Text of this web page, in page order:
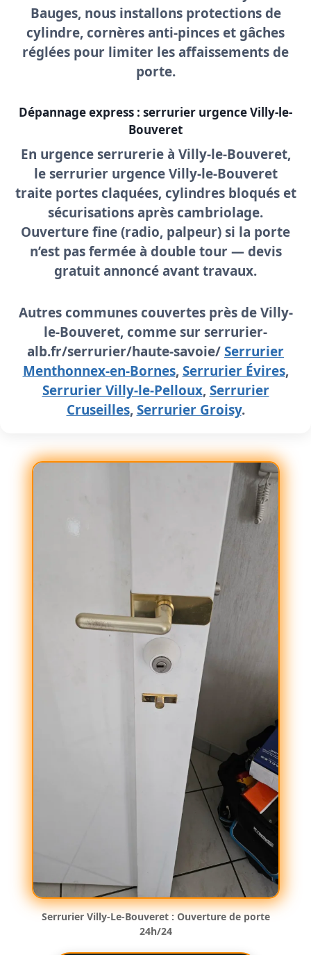
Bauges, nous installons protections de
cylindre, cornères anti-pinces et gâches
réglées pour limiter les affaissements de
porte.
Dépannage express : serrurier urgence Villy-le-
Bouveret
En urgence serrurerie à Villy-le-Bouveret,
le serrurier urgence Villy-le-Bouveret
traite portes claquées, cylindres bloqués et
sécurisations après cambriolage.
Ouverture fine (radio, palpeur) si la porte
n’est pas fermée à double tour —devis
gratuitannoncé avant travaux.
Autres communes couvertes près de Villy-
le-Bouveret, comme sur serrurier-
alb.fr/serrurier/haute-savoie/Serrurier
Menthonnex-en-Bornes, Serrurier Évires,
Serrurier Villy-le-Pelloux, Serrurier
Cruseilles, Serrurier Groisy.
Serrurier Villy-Le-Bouveret : Ouverture de porte
24h/24